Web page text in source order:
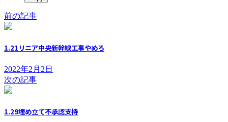
前の記事
1.21リニア中央新幹線工事やめろ
2022年2月2日
次の記事
1.29埋め立て不承認支持